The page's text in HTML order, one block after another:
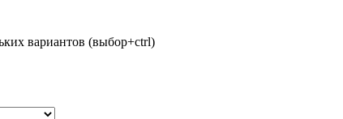
вариантов (выбор+ctrl)